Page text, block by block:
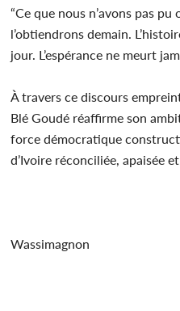
“Ce que nous n’avons pas
l’obtiendrons demain.
jour. L’espérance ne meurt
À travers ce discours
Blé Goudé réaffirme son
force démocratique
d’Ivoire réconciliée, apaisée
Wassimagnon